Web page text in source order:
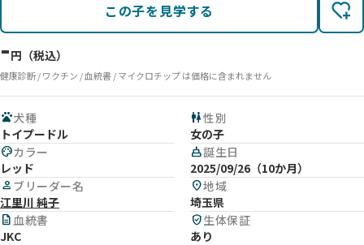
この子を見学する
-円（税込）
健康診断 / ワクチン / 血統書 / マイクロチップ は価格に含まれません
pets犬種
トイプードル
wc性別
女の子
paletteカラー
レッド
cake誕生日
2025/09/26（10か月）
person ブリーダー名
江里川 純子
location_on地域
埼玉県
description血統書
JKC
verified_user生体保証
あり